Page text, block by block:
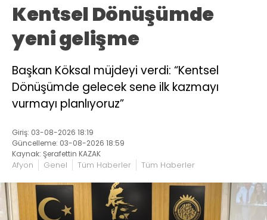
Kentsel Dönüşümde
yeni gelişme
Başkan Köksal müjdeyi verdi: “Kentsel
Dönüşümde gelecek sene ilk kazmayı
vurmayı planlıyoruz”
Giriş: 03-08-2026 18:19
Güncelleme: 03-08-2026 18:59
Kaynak: Şerafettin KAZAK
Afyon Genel Tüm Haberler Tüm Haberler